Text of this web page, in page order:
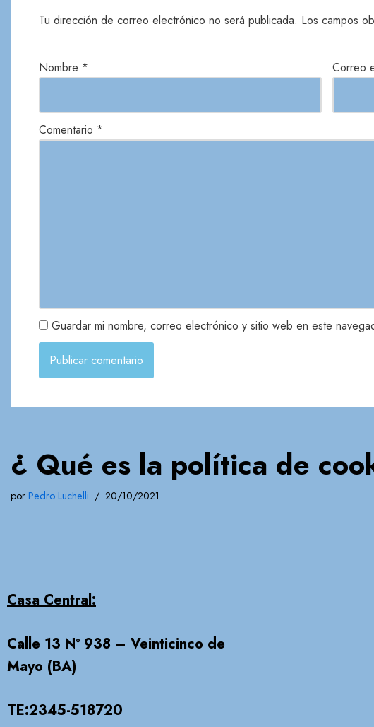
Tu dirección de correo electrónico no será publicada. Los campos
Nombre * Correo
Comentario *
Guardar mi nombre, correo electrónico y sitio web en este
¿ Qué es la política de
por Pedro Luchelli 20/10/2021
Casa Central:
Calle 13 Nº 938 – Veinticinco de
Mayo (BA)
TE:2345-518720